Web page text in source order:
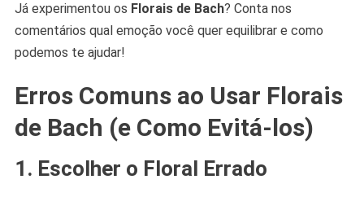
Já experimentou os Florais de Bach? Conta nos
comentários qual emoção você quer equilibrar e como
podemos te ajudar!
Erros Comuns ao Usar Florais
de Bach (e Como Evitá-los)
1. Escolher o Floral Errado